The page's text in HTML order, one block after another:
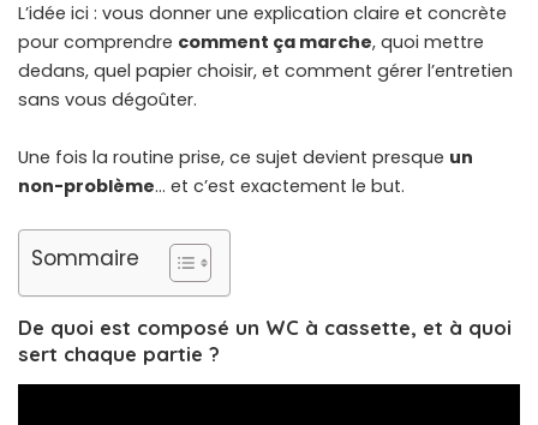
L’idée ici : vous donner une explication claire et concrète
pour comprendre comment ça marche, quoi mettre
dedans, quel papier choisir, et comment gérer l’entretien
sans vous dégoûter.
Une fois la routine prise, ce sujet devient presque un
non-problème… et c’est exactement le but.
Sommaire
De quoi est composé un WC à cassette, et à quoi
sert chaque partie ?